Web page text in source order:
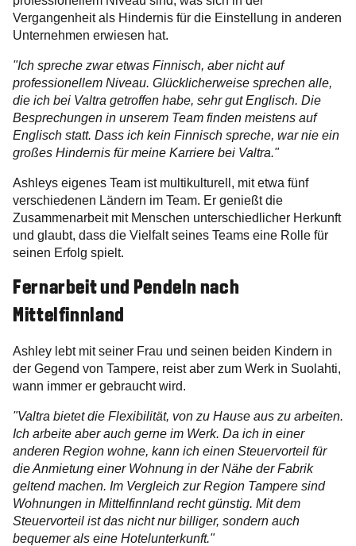
Vergangenheit als Hindernis für die Einstellung in anderen
Unternehmen erwiesen hat.
"Ich spreche zwar etwas Finnisch, aber nicht auf
professionellem Niveau. Glücklicherweise sprechen alle,
die ich bei Valtra getroffen habe, sehr gut Englisch. Die
Besprechungen in unserem Team finden meistens auf
Englisch statt. Dass ich kein Finnisch spreche, war nie ein
großes Hindernis für meine Karriere bei Valtra."
Ashleys eigenes Team ist multikulturell, mit etwa fünf
verschiedenen Ländern im Team. Er genießt die
Zusammenarbeit mit Menschen unterschiedlicher Herkunft
und glaubt, dass die Vielfalt seines Teams eine Rolle für
seinen Erfolg spielt.
Fernarbeit und Pendeln nach
Mittelfinnland
Ashley lebt mit seiner Frau und seinen beiden Kindern in
der Gegend von Tampere, reist aber zum Werk in Suolahti,
wann immer er gebraucht wird.
"Valtra bietet die Flexibilität, von zu Hause aus zu arbeiten.
Ich arbeite aber auch gerne im Werk. Da ich in einer
anderen Region wohne, kann ich einen Steuervorteil für
die Anmietung einer Wohnung in der Nähe der Fabrik
geltend machen. Im Vergleich zur Region Tampere sind
Wohnungen in Mittelfinnland recht günstig. Mit dem
Steuervorteil ist das nicht nur billiger, sondern auch
bequemer als eine Hotelunterkunft."